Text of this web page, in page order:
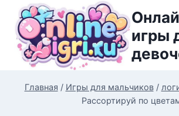
Перейти
содержимому
игры
Главная / Игры для мальчиков /
Рассортируй по